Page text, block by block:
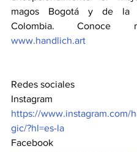
magos Bogotá y de la
www.handlich.art
Redes sociales
https://www.instagram.com/
gic/?hl=es-la